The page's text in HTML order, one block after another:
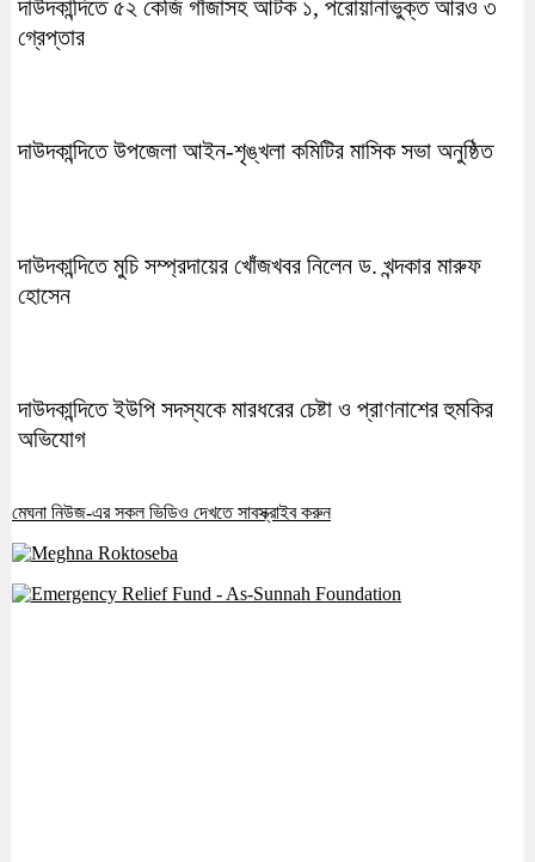
দাউদকান্দিতে ৫২ কেজি গাঁজাসহ আটক ১, পরোয়ানাভুক্ত আরও ৩
গ্রেপ্তার
দাউদকান্দিতে উপজেলা আইন-শৃঙ্খলা কমিটির মাসিক সভা অনুষ্ঠিত
দাউদকান্দিতে মুচি সম্প্রদায়ের খোঁজখবর নিলেন ড. খন্দকার মারুফ
হোসেন
দাউদকান্দিতে ইউপি সদস্যকে মারধরের চেষ্টা ও প্রাণনাশের হুমকির
অভিযোগ
মেঘনা নিউজ-এর সকল ভিডিও দেখতে সাবস্ক্রাইব করুন